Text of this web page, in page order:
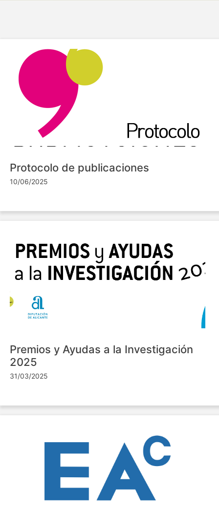
Protocolo de publicaciones
10/06/2025
Premios y Ayudas a la Investigación
2025
31/03/2025